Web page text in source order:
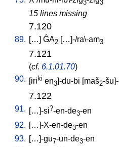
3 3
15 lines missing
7.120
89. […] ĜA2 […]-/ra\-am3
7.121
(cf. 6.1.01.70)
90. [iriki en3]-du-bi [maš2-
7.122
91. […]-si?-en-de3-en
92. […]-X-en-de3-en
93. […]-gu7-un-de3-en